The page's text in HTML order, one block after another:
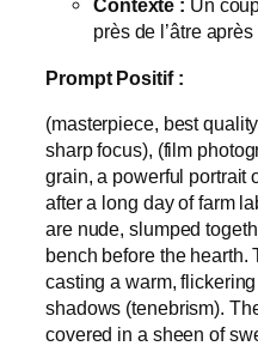
Contexte : Un
près de l’âtre
Prompt Positif :
(masterpiece, best
sharp focus), (film
grain, a powerful portrait
after a long day of farm
are nude, slumped
bench before the hearth.
casting a warm,
shadows (tenebrism).
covered in a sheen of